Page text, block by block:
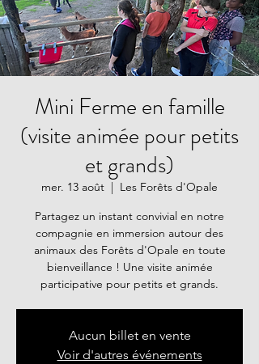
Mini Ferme en famille
(visite animée pour petits
et grands)
mer. 13 août
  |
Les Forêts d'Opale
Partagez un instant convivial en notre
compagnie en immersion autour des
animaux des Forêts d'Opale en toute
bienveillance ! Une visite animée
participative pour petits et grands.
Aucun billet en vente
Voir d'autres événements